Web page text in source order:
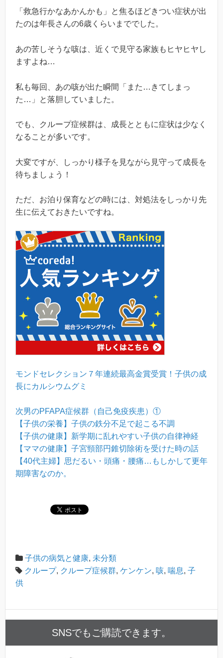
「救急行かなあかんかも」と焦るほどきつい症状が出
たのは年長さんの6歳くらいまででした。
あの苦しそうな咳は、近くで見守る家族もヒヤヒヤし
ますよね…
私も毎回、あの咳が出た瞬間「また…きてしまっ
た…」と落胆していました。
でも、クループ症候群は、成長とともに症状は少なく
なることが多いです。
大変ですが、しっかり様子を見ながら見守って成長を
待ちましょう！
ただ、お泊り保育などの時には、対処法をしっかり先
生に伝えておきたいですね。
モンドセレクション７年連続最高金賞受賞！子供の成
長にカルシウムグミ
次男のPFAPA症候群（自己免疫疾患）①
【子供の栄養】子供の鉄分不足で起こる不調
【子供の健康】新学期に乱れやすい子供の自律神経
【ママの健康】子宮頸部円錐切除術を受けた時の話
【40代主婦】思だるい・頭痛・腰痛…もしかして更年
期障害なのか。
子供の病気と健康, 未分類
クループ, クループ症候群, ケンケン, 咳, 喘息, 子
供
SNSでもご購読できます。